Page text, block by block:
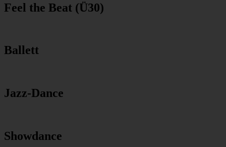
Feel the Beat (Ü30)
Ballett
Jazz-Dance
Showdance